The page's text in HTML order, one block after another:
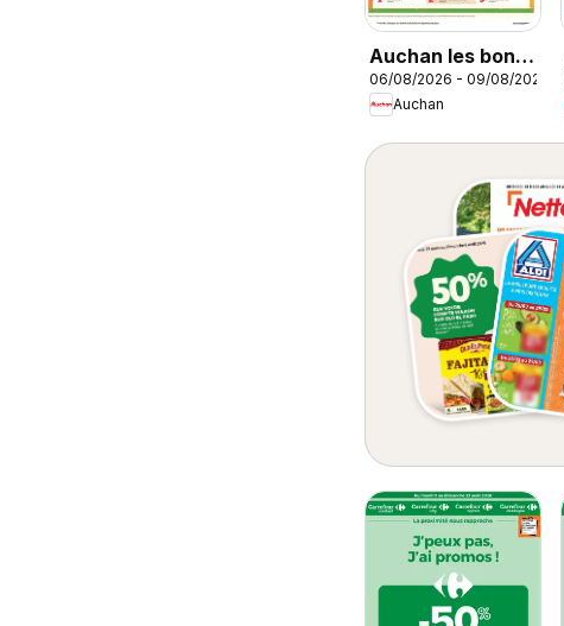
Auchan les bons
plans du week-
end dans votre
hyper
06/08/2026 - 09/08/2026
Auchan